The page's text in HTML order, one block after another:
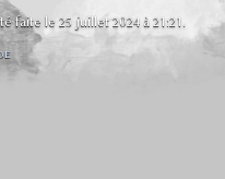
faite le 25 juillet 2024 à 21:21.